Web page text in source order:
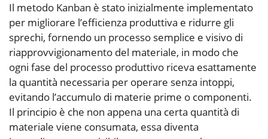
Il metodo Kanban è stato inizialmente implementato
per migliorare l’efficienza produttiva e ridurre gli
sprechi, fornendo un processo semplice e visivo di
riapprovvigionamento del materiale, in modo che
ogni fase del processo produttivo riceva esattamente
la quantità necessaria per operare senza intoppi,
evitando l’accumulo di materie prime o componenti.
Il principio è che non appena una certa quantità di
materiale viene consumata, essa diventa